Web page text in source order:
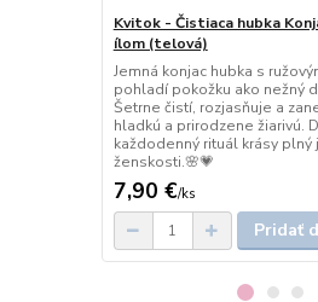
Kvitok - Čistiaca hubka
ílom (telová)
Jemná konjac hubka s
pohladí pokožku ako nežný
Šetrne čistí, rozjasňuje a
hladkú a prirodzene žiarivú.
každodenný rituál krásy plný
ženskosti.🌸💗
7,90 €/ks
Pridať